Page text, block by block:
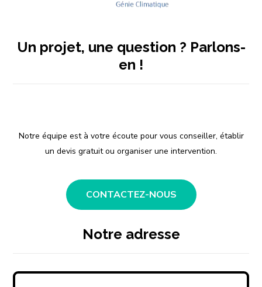
Un projet, une question ? Parlons-
en !
Notre équipe est à votre écoute pour vous conseiller, établir
un devis gratuit ou organiser une intervention.
CONTACTEZ-NOUS
Notre adresse